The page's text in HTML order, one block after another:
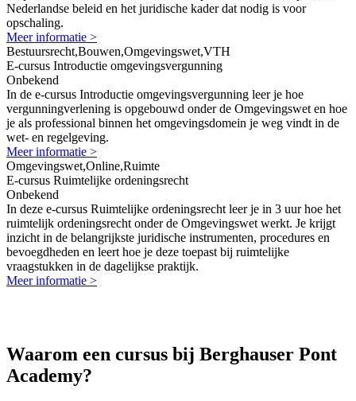
Nederlandse beleid en het juridische kader dat nodig is voor
opschaling.
Meer informatie >
Bestuursrecht,Bouwen,Omgevingswet,VTH
E-cursus Introductie omgevingsvergunning
Onbekend
In de e-cursus Introductie omgevingsvergunning leer je hoe
vergunningverlening is opgebouwd onder de Omgevingswet en hoe
je als professional binnen het omgevingsdomein je weg vindt in de
wet- en regelgeving.
Meer informatie >
Omgevingswet,Online,Ruimte
E-cursus Ruimtelijke ordeningsrecht
Onbekend
In deze e-cursus Ruimtelijke ordeningsrecht leer je in 3 uur hoe het
ruimtelijk ordeningsrecht onder de Omgevingswet werkt. Je krijgt
inzicht in de belangrijkste juridische instrumenten, procedures en
bevoegdheden en leert hoe je deze toepast bij ruimtelijke
vraagstukken in de dagelijkse praktijk.
Meer informatie >
Waarom een cursus bij Berghauser Pont
Academy?